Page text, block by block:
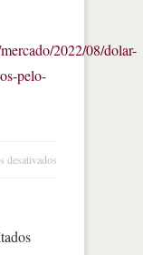
2022/08/dolar-
pelo-
desativados